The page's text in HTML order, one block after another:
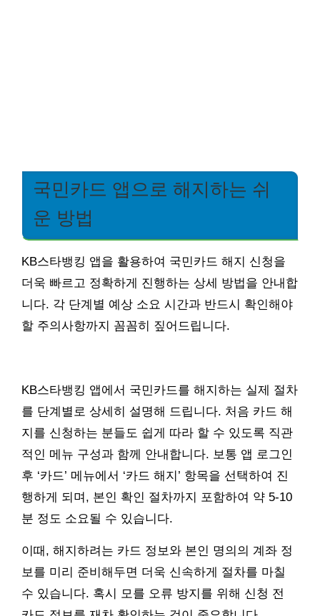
국민카드 앱으로 해지하는 쉬
운 방법
KB스타뱅킹 앱을 활용하여 국민카드 해지 신청을
더욱 빠르고 정확하게 진행하는 상세 방법을 안내합
니다. 각 단계별 예상 소요 시간과 반드시 확인해야
할 주의사항까지 꼼꼼히 짚어드립니다.
KB스타뱅킹 앱에서 국민카드를 해지하는 실제 절차
를 단계별로 상세히 설명해 드립니다. 처음 카드 해
지를 신청하는 분들도 쉽게 따라 할 수 있도록 직관
적인 메뉴 구성과 함께 안내합니다. 보통 앱 로그인
후 ‘카드’ 메뉴에서 ‘카드 해지’ 항목을 선택하여 진
행하게 되며, 본인 확인 절차까지 포함하여 약 5-10
분 정도 소요될 수 있습니다.
이때, 해지하려는 카드 정보와 본인 명의의 계좌 정
보를 미리 준비해두면 더욱 신속하게 절차를 마칠
수 있습니다. 혹시 모를 오류 방지를 위해 신청 전